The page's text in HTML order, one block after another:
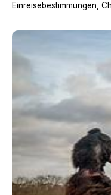
Einreisebestimmungen,
Urlaub mit Hund in